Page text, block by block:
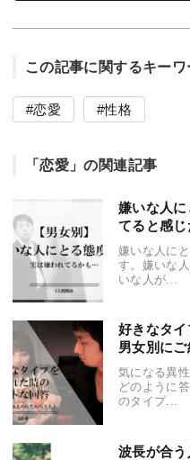
この記事に関するキーワ
恋愛 性格
「恋愛」の関連記事
嫌いな人
てると感
嫌いな人に
す。嫌いな
いな人が...
好きなタ
男女別にご
気になる異
どのように
のタイプ...
波長が合